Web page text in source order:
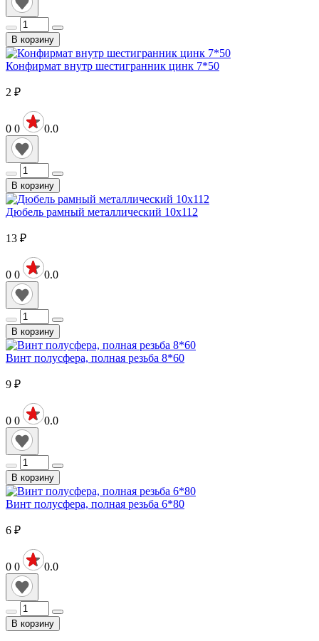
В корзину
Конфирмат внутр шестигранник цинк 7*50
2 ₽
0 0 0.0
В корзину
Дюбель рамный металлический 10х112
13 ₽
0 0 0.0
В корзину
Винт полусфера, полная резьба 8*60
9 ₽
0 0 0.0
В корзину
Винт полусфера, полная резьба 6*80
6 ₽
0 0 0.0
В корзину